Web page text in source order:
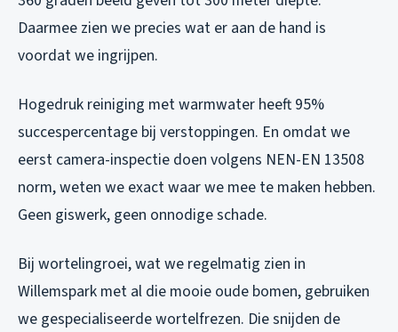
Daarmee zien we precies wat er aan de hand is
voordat we ingrijpen.
Hogedruk reiniging met warmwater heeft 95%
succespercentage bij verstoppingen. En omdat we
eerst camera-inspectie doen volgens NEN-EN 13508
norm, weten we exact waar we mee te maken hebben.
Geen giswerk, geen onnodige schade.
Bij wortelingroei, wat we regelmatig zien in
Willemspark met al die mooie oude bomen, gebruiken
we gespecialiseerde wortelfrezen. Die snijden de